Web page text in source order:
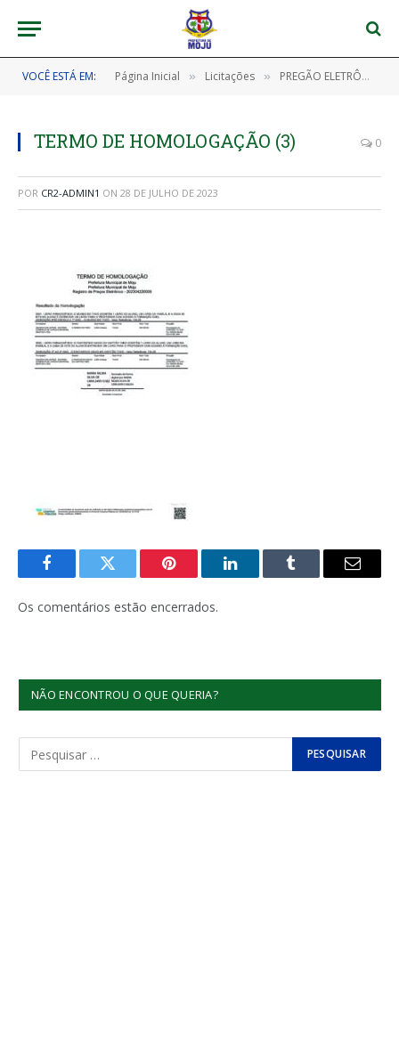
VOCÊ ESTÁ EM: Página Inicial » Licitações » PREGÃO ELETRÔNICO Nº 202304220005-SRP (AQUISIÇÃO DE LIVROS PARADIDÁTICOS DESTINADOS AOS ALUNOS DE ESCOLAS DA REDE MUNICIPAL DE MOJU/PA QUE POSSUEM MATRÍCULA DE ALUNO COM TRANSTORNO DO ESPECTRO AUTISTA – TEA)
TERMO DE HOMOLOGAÇÃO (3) 0
POR CR2-ADMIN1 ON 28 DE JULHO DE 2023
FacebookTwitter Pinterest LinkedInTumblr
E-
Os comentários estão encerrados.
NÃO ENCONTROU O QUE QUERIA?